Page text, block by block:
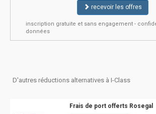
recevoir les offres
inscription gratuite et sans engagement -
données
D'autres réductions alternatives à I-Class
Frais de port offerts Rosegal